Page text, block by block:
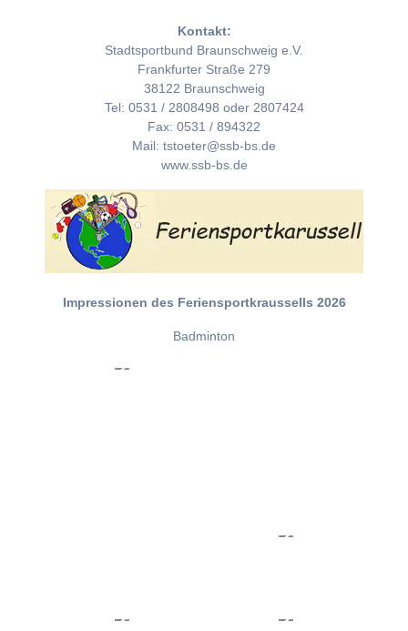
Kontakt:
Stadtsportbund Braunschweig e.V.
Frankfurter Straße 279
38122 Braunschweig
Tel: 0531 / 2808498 oder 2807424
Fax: 0531 / 894322
Mail: tstoeter@ssb-bs.de
www.ssb-bs.de
Impressionen des Feriensportkraussells 2026
Badminton